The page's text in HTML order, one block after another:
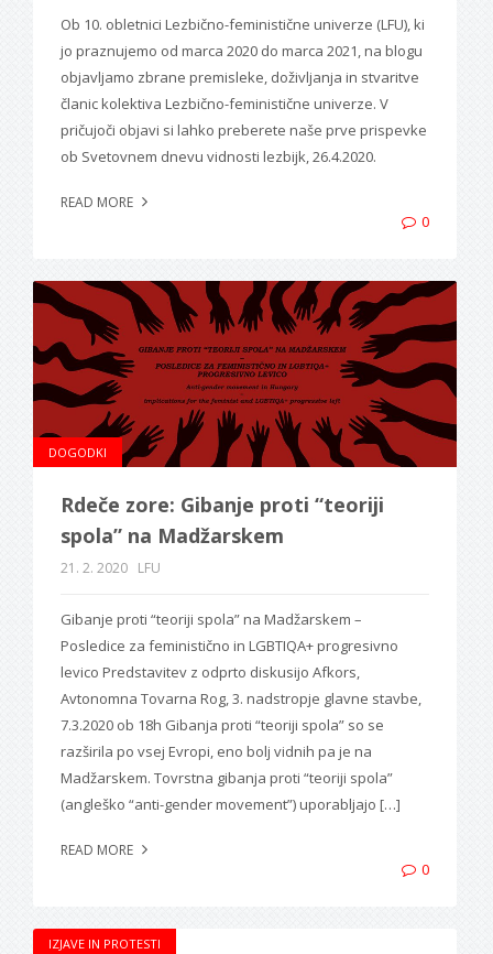
Ob 10. obletnici Lezbično-feministične univerze (LFU), ki
jo praznujemo od marca 2020 do marca 2021, na blogu
objavljamo zbrane premisleke, doživljanja in stvaritve
članic kolektiva Lezbično-feministične univerze. V
pričujoči objavi si lahko preberete naše prve prispevke
ob Svetovnem dnevu vidnosti lezbijk, 26.4.2020.
READ MORE
0
DOGODKI
Rdeče zore: Gibanje proti “teoriji
spola” na Madžarskem
21. 2. 2020 LFU
Gibanje proti “teoriji spola” na Madžarskem –
Posledice za feministično in LGBTIQA+ progresivno
levico Predstavitev z odprto diskusijo Afkors,
Avtonomna Tovarna Rog, 3. nadstropje glavne stavbe,
7.3.2020 ob 18h Gibanja proti “teoriji spola” so se
razširila po vsej Evropi, eno bolj vidnih pa je na
Madžarskem. Tovrstna gibanja proti “teoriji spola”
(angleško “anti-gender movement”) uporabljajo […]
READ MORE
0
IZJAVE IN PROTESTI